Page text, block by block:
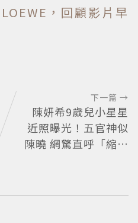
，回顧影片早
下一篇 →
陳妍希9歲兒小星星
近照曝光！五官神似
陳曉 網驚直呼「縮小